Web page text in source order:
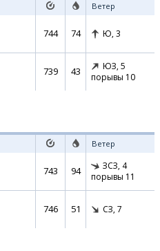
Ветер
744 74 Ю, 3
739 43 ЮЗ, 5
порывы 10
Ветер
743 94 ЗСЗ, 4
порывы 11
746 51 СЗ, 7